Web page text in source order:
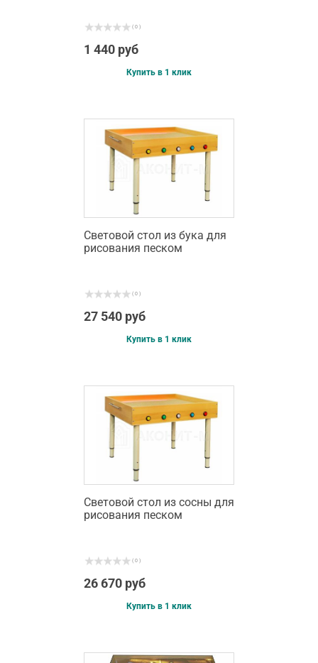
( 0 )
1 440 руб
Купить в 1 клик
Световой стол из бука для
рисования песком
( 0 )
27 540 руб
Купить в 1 клик
Световой стол из сосны для
рисования песком
( 0 )
26 670 руб
Купить в 1 клик